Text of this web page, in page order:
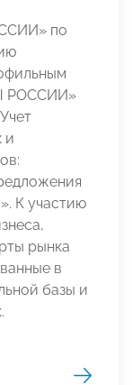
по
РОССИИ»
и
К участию
рынка
в
базы и